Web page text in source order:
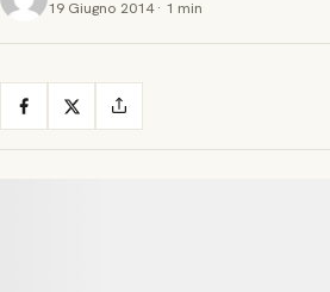
19 Giugno 2014· 1 min